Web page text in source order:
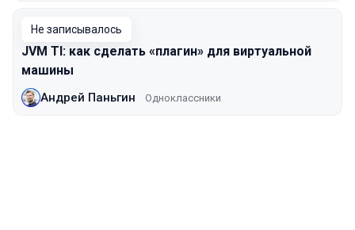
Не записывалось
JVM TI: как сделать «плагин» для виртуальной
машины
Андрей Паньгин Одноклассники